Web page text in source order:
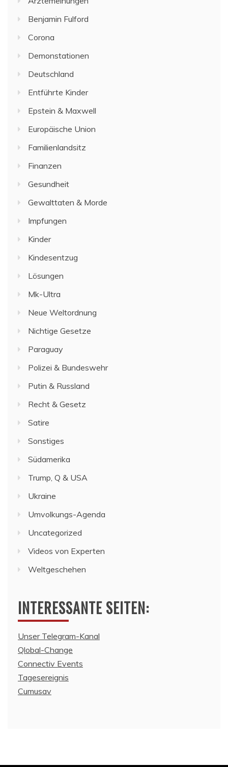
Benjamin Fulford
Corona
Demonstationen
Deutschland
Entführte Kinder
Epstein & Maxwell
Europäische Union
Familienlandsitz
Finanzen
Gesundheit
Gewalttaten & Morde
Impfungen
Kinder
Kindesentzug
Lösungen
Mk-Ultra
Neue Weltordnung
Nichtige Gesetze
Paraguay
Polizei & Bundeswehr
Putin & Russland
Recht & Gesetz
Satire
Sonstiges
Südamerika
Trump, Q & USA
Ukraine
Umvolkungs-Agenda
Uncategorized
Videos von Experten
Weltgeschehen
INTERESSANTE SEITEN:
Unser Telegram-Kanal
Qlobal-Change
Connectiv Events
Tagesereignis
Cumusav